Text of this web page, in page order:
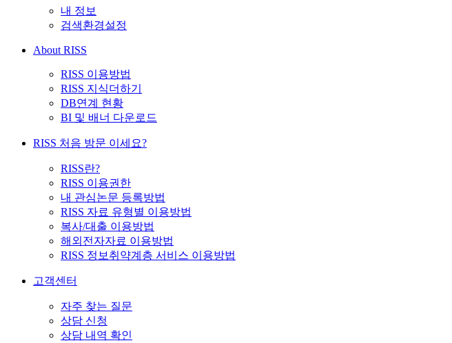
내 정보
검색환경설정
About RISS
RISS 이용방법
RISS 지식더하기
DB연계 현황
BI 및 배너 다운로드
RISS 처음 방문 이세요?
RISS란?
RISS 이용권한
내 관심논문 등록방법
RISS 자료 유형별 이용방법
복사/대출 이용방법
해외전자자료 이용방법
RISS 정보취약계층 서비스 이용방법
고객센터
자주 찾는 질문
상담 신청
상담 내역 확인